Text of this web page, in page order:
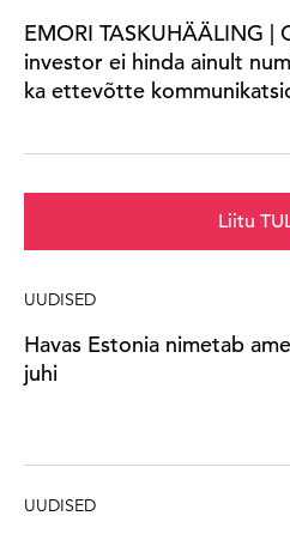
EMORI TASKUHÄÄLING |
investor ei hinda ainult
ka ettevõtte
Liitu
UUDISED
Havas Estonia nimetab
juhi
UUDISED